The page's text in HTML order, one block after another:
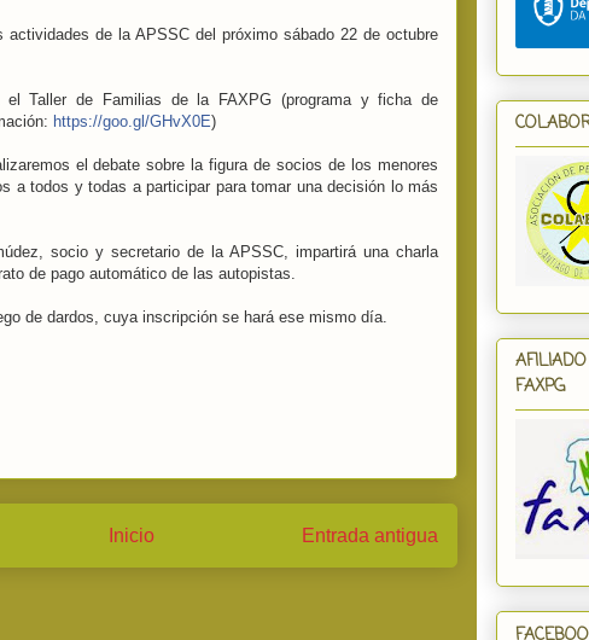
actividades de la APSSC del próximo sábado 22 de octubre
Taller de Familias de la FAXPG (programa y ficha de
https://goo.gl/GHvX0E)
el debate sobre la figura de socios de los menores
a todos y todas a participar para tomar una decisión lo más
socio y secretario de la APSSC, impartirá una charla
de pago automático de las autopistas.
de dardos, cuya inscripción se hará ese mismo día.
Entrada antigua
Inicio
FAXPG